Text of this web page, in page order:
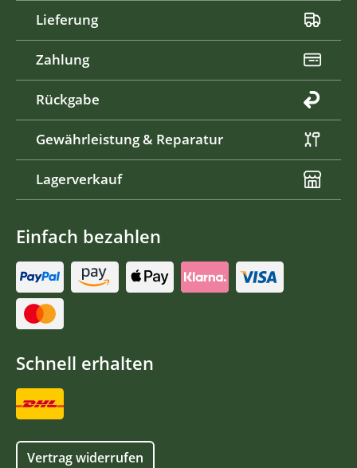
Lieferung
Zahlung
Rückgabe
Gewährleistung & Reparatur
Lagerverkauf
Einfach bezahlen
Schnell erhalten
Vertrag widerrufen